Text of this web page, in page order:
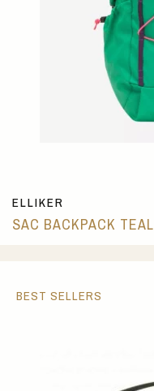
ELLIKER
SAC BACKPACK TEAL
BEST SELLERS